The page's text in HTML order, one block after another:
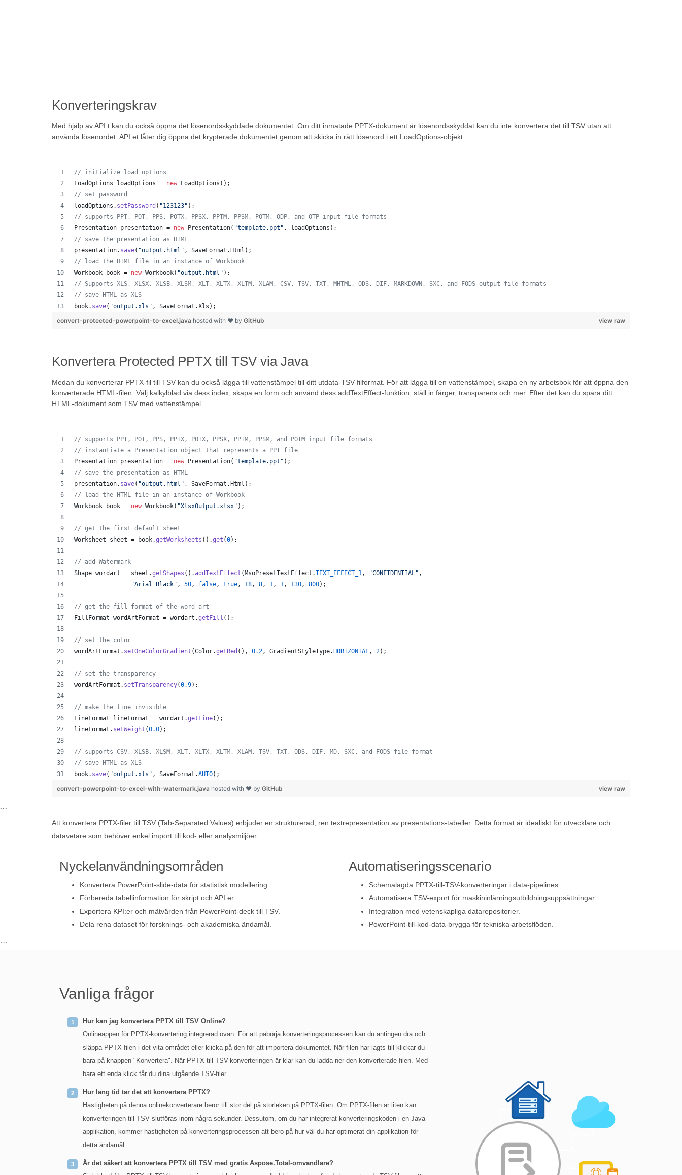
Konverteringskrav
Med hjälp av API:t kan du också öppna det lösenordsskyddade dokumentet. Om ditt inmatade PPTX-dokument är lösenordsskyddat kan du inte konvertera det till TSV utan att
använda lösenordet. API:et låter dig öppna det krypterade dokumentet genom att skicka in rätt lösenord i ett LoadOptions-objekt.
// initialize load options
LoadOptions
loadOptions = new LoadOptions ();
// set password
loadOptions . setPassword ( "123123" );
// supports PPT, POT, PPS, POTX, PPSX, PPTM, PPSM, POTM, ODP, and OTP input file formats
Presentation presentation = new Presentation( "template.ppt" , loadOptions );
// save the presentation as HTML
presentation. save( "output.html" , SaveFormat . Html );
// load the HTML file in an instance of Workbook
Workbook
book = new Workbook( "output.html" );
// Supports XLS, XLSX, XLSB, XLSM, XLT, XLTX, XLTM, XLAM, CSV, TSV, TXT, MHTML, ODS, DIF, MARKDOWN, SXC, and FODS output file formats
// save HTML as XLS
book. save( "output.xls" , SaveFormat .Xls );
view raw
convert-protected-powerpoint-to-excel.java hosted with ❤ by GitHub
Konvertera Protected PPTX till TSV via Java
Medan du konverterar PPTX-fil till TSV kan du också lägga till vattenstämpel till ditt utdata-TSV-filformat. För att lägga till en vattenstämpel, skapa en ny arbetsbok för att öppna den
konverterade HTML-filen. Välj kalkylblad via dess index, skapa en form och använd dess addTextEffect-funktion, ställ in färger, transparens och mer. Efter det kan du spara ditt
HTML-dokument som TSV med vattenstämpel.
// supports PPT, POT, PPS, PPTX, POTX, PPSX, PPTM, PPSM, and POTM input file formats
// instantiate a Presentation object that represents a PPT file
Presentation presentation = new Presentation( "template.ppt" );
// save the presentation as HTML
presentation. save( "output.html" , SaveFormat . Html );
// load the HTML file in an instance of Workbook
Workbook
book = new Workbook( "XlsxOutput.xlsx" );
// get the first default sheet
Worksheet
sheet = book.getWorksheets ().get (0);
// add Watermark
Shape wordart = sheet .getShapes ().addTextEffect ( MsoPresetTextEffect .TEXT_EFFECT_1, "CONFIDENTIAL" ,
"Arial Black" , 50, false, true, 18, 8, 1, 1, 130, 800);
// get the fill format of the word art
FillFormat wordArtFormat = wordart .getFill ();
// set the color
wordArtFormat . setOneColorGradient (Color.getRed (), 0.2, GradientStyleType. HORIZONTAL, 2);
// set the transparency
wordArtFormat . setTransparency(0.9);
// make the line invisible
LineFormat
lineFormat = wordart .getLine();
lineFormat . setWeight (0.0);
// supports CSV, XLSB, XLSM, XLT, XLTX, XLTM, XLAM, TSV, TXT, ODS, DIF, MD, SXC, and FODS file format
// save HTML as XLS
book. save( "output.xls" , SaveFormat .AUTO);
view raw
convert-powerpoint-to-excel-with-watermark.java hosted with ❤ by GitHub
```
Att konvertera PPTX-filer till TSV (Tab-Separated Values) erbjuder en strukturerad, ren textrepresentation av presentations-tabeller. Detta format är idealiskt för utvecklare och
datavetare som behöver enkel import till kod- eller analysmiljöer.
Nyckelanvändningsområden
Konvertera PowerPoint-slide-data för statistisk modellering.
Förbereda tabellinformation för skript och API:er.
Exportera KPI:er och mätvärden från PowerPoint-deck till TSV.
Dela rena dataset för forsknings- och akademiska ändamål.
Automatiseringsscenario
Schemalagda PPTX-till-TSV-konverteringar i data-pipelines.
Automatisera TSV-export för maskininlärningsutbildningsuppsättningar.
Integration med vetenskapliga datarepositorier.
PowerPoint-till-kod-data-brygga för tekniska arbetsflöden.
```
Vanliga frågor
Hur kan jag konvertera PPTX till TSV Online?
Onlineappen för PPTX-konvertering integrerad ovan. För att påbörja konverteringsprocessen kan du antingen dra och
släppa PPTX-filen i det vita området eller klicka på den för att importera dokumentet. När filen har lagts till klickar du
bara på knappen "Konvertera". När PPTX till TSV-konverteringen är klar kan du ladda ner den konverterade filen. Med
bara ett enda klick får du dina utgående TSV-filer.
Hur lång tid tar det att konvertera PPTX?
Hastigheten på denna onlinekonverterare beror till stor del på storleken på PPTX-filen. Om PPTX-filen är liten kan
konverteringen till TSV slutföras inom några sekunder. Dessutom, om du har integrerat konverteringskoden i en Java-
applikation, kommer hastigheten på konverteringsprocessen att bero på hur väl du har optimerat din applikation för
detta ändamål.
Är det säkert att konvertera PPTX till TSV med gratis Aspose.Total-omvandlare?